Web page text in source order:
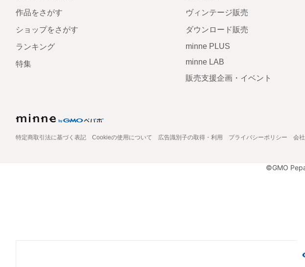
作品をさがす
ショップをさがす
ランキング
特集
ヴィンテージ販売
ダウンロード販売
minne PLUS
minne LAB
販売支援企画・イベント
特定商取引法に基づく表記 Cookieの使用について 広告識別子の取得・利用 プライバシーポリシー 会
©GMO